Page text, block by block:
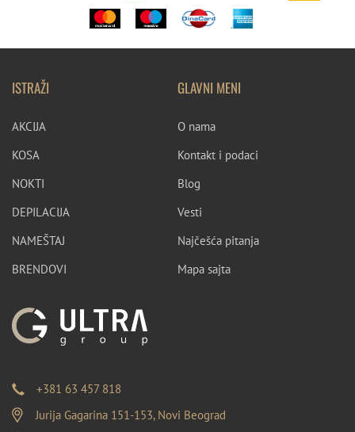
ISTRAŽI
AKCIJA
KOSA
NOKTI
DEPILACIJA
NAMEŠTAJ
BRENDOVI
GLAVNI MENI
O nama
Kontakt i podaci
Blog
Vesti
Najčešća pitanja
Mapa sajta
+381 63 457 818
Jurija Gagarina 151-153, Novi Beograd